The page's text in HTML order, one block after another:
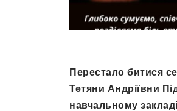
Перестало битися
Тетяни Андріївни
навчальному